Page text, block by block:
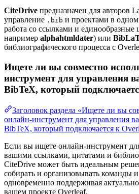
CiteDrive предназначен для авторов
управление .bib и проектами в одном
работа со ссылками и единообразные
например alphahtmldater) или
библиографического процесса с
Ищете ли вы совместно
инструмент для управления
BibTeX, который
Заголовок раздела «Ищете ли вы
онлайн-инструмент для управления
BibTeX, который подключается к
Если вы ищете онлайн-инструмент
вашими ссылками, цитатами и
CiteDrive может быть идеальным
собирать и организовывать команды
одновременно поддерживая
вашем проекте Overleaf.